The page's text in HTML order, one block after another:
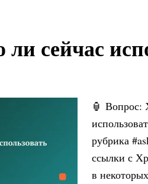
сейчас
🏮 Вопрос:
рубрика
ссылки с
в